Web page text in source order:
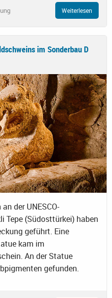
Weiterlesen
im Sonderbau D
der UNESCO-
Tepe (Südosttürkei) haben
geführt. Eine
kam im
An der Statue
gefunden.